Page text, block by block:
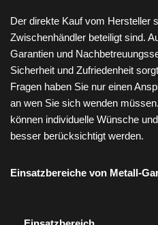
Der direkte Kauf vom Hersteller
Zwischenhändler beteiligt sind.
Garantien und
Sicherheit und Zufriedenheit
Fragen haben Sie nur einen
an wen Sie sich wenden
können individuelle Wünsche
besser berücksichtigt werden.
Einsatzbereiche von Metall-